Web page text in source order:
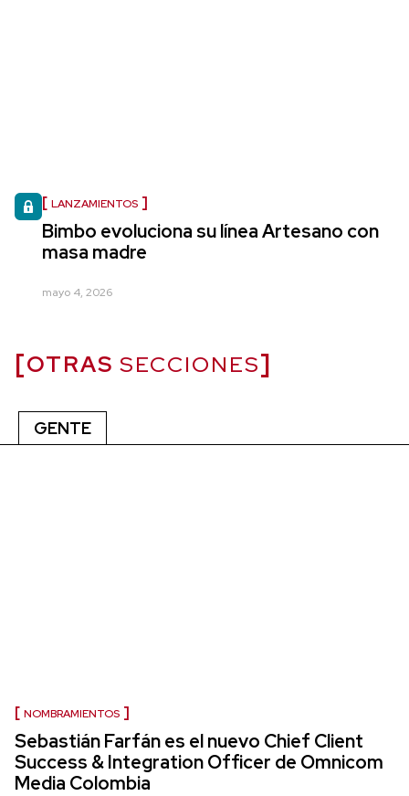
LANZAMIENTOS
Bimbo evoluciona su línea Artesano con
masa madre
mayo 4, 2026
OTRAS SECCIONES
GENTE
NOMBRAMIENTOS
Sebastián Farfán es el nuevo Chief Client
Success & Integration Officer de Omnicom
Media Colombia